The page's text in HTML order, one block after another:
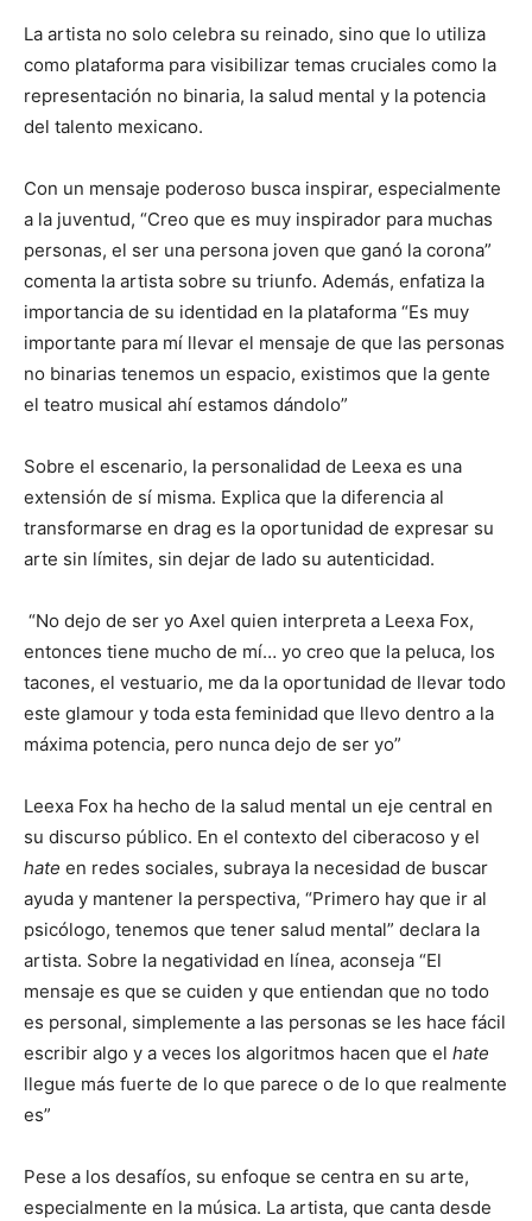
La artista no solo celebra su reinado, sino que lo utiliza
como plataforma para visibilizar temas cruciales como la
representación no binaria, la salud mental y la potencia
del talento mexicano.
Con un mensaje poderoso busca inspirar, especialmente
a la juventud, “Creo que es muy inspirador para muchas
personas, el ser una persona joven que ganó la corona”
comenta la artista sobre su triunfo. Además, enfatiza la
importancia de su identidad en la plataforma “Es muy
importante para mí llevar el mensaje de que las personas
no binarias tenemos un espacio, existimos que la gente
el teatro musical ahí estamos dándolo”
Sobre el escenario, la personalidad de Leexa es una
extensión de sí misma. Explica que la diferencia al
transformarse en drag es la oportunidad de expresar su
arte sin límites, sin dejar de lado su autenticidad.
“No dejo de ser yo Axel quien interpreta a Leexa Fox,
entonces tiene mucho de mí… yo creo que la peluca, los
tacones, el vestuario, me da la oportunidad de llevar todo
este glamour y toda esta feminidad que llevo dentro a la
máxima potencia, pero nunca dejo de ser yo”
Leexa Fox ha hecho de la salud mental un eje central en
su discurso público. En el contexto del ciberacoso y el
hate en redes sociales, subraya la necesidad de buscar
ayuda y mantener la perspectiva, “Primero hay que ir al
psicólogo, tenemos que tener salud mental” declara la
artista. Sobre la negatividad en línea, aconseja “El
mensaje es que se cuiden y que entiendan que no todo
es personal, simplemente a las personas se les hace fácil
escribir algo y a veces los algoritmos hacen que el hate
llegue más fuerte de lo que parece o de lo que realmente
es”
Pese a los desafíos, su enfoque se centra en su arte,
especialmente en la música. La artista, que canta desde